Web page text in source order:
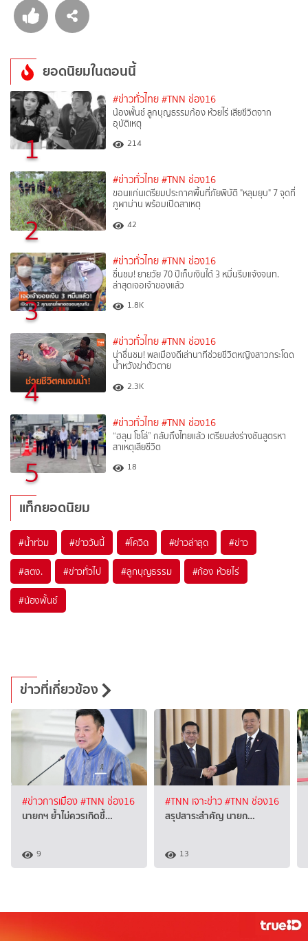
ยอดนิยมในตอนนี้
1
#ข่าวทั่วไทย #TNN ช่อง16
น้องพั้นช์ ลูกบุญธรรมก้อง ห้วยไร่ เสียชีวิตจาก
อุบัติเหตุ
214
2
#ข่าวทั่วไทย #TNN ช่อง16
ขอนแก่นเตรียมประกาศพื้นที่ภัยพิบัติ "หลุมยุบ" 7 จุดที่
ภูผาม่าน พร้อมเปิดสาเหตุ
42
3
#ข่าวทั่วไทย #TNN ช่อง16
ชื่นชม! ยายวัย 70 ปีเก็บเงินได้ 3 หมื่นรีบแจ้งจนท.
ล่าสุดเจอเจ้าของแล้ว
1.8K
4
#ข่าวทั่วไทย #TNN ช่อง16
น่าชื่นชม! พลเมืองดีเล่านาทีช่วยชีวิตหญิงสาวกระโดด
น้ำหวังฆ่าตัวตาย
2.3K
5
#ข่าวทั่วไทย #TNN ช่อง16
“ฮลุน โซโล่” กลับถึงไทยแล้ว เตรียมส่งร่างชันสูตรหา
สาเหตุเสียชีวิต
18
แท็กยอดนิยม
#น้ำท่วม #ข่าววันนี้ #โควิด #ข่าวล่าสุด #ข่าว
#สตง. #ข่าวทั่วไป #ลูกบุญธรรม #ก้อง ห้วยไร่
#น้องพั้นช์
ข่าวที่เกี่ยวข้อง
#ข่าวการเมือง#TNN ช่อง16
นายกฯ ย้ำไม่ควรเกิดขึ้…
9
#TNN เจาะข่าว#TNN ช่อง16
สรุปสาระสำคัญ นายก…
13